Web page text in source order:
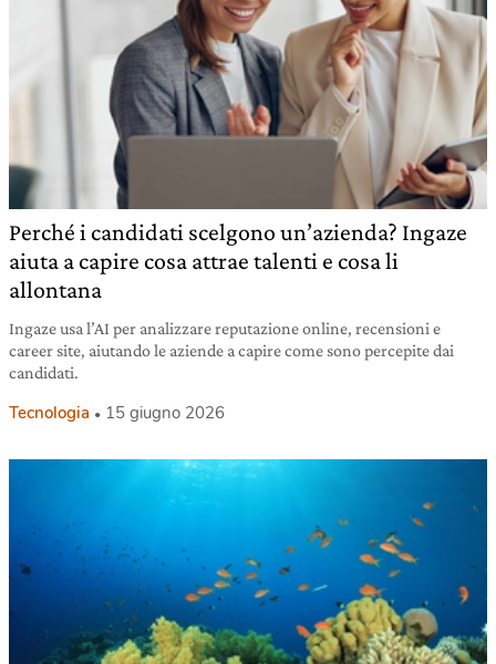
Perché i candidati scelgono un’azienda? Ingaze
aiuta a capire cosa attrae talenti e cosa li
allontana
Ingaze usa l’AI per analizzare reputazione online, recensioni e
career site, aiutando le aziende a capire come sono percepite dai
candidati.
Tecnologia 15 giugno 2026